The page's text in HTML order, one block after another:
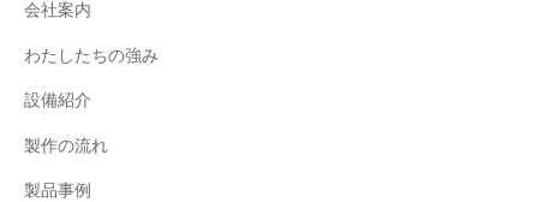
会社案内
わたしたちの強み
設備紹介
製作の流れ
製品事例